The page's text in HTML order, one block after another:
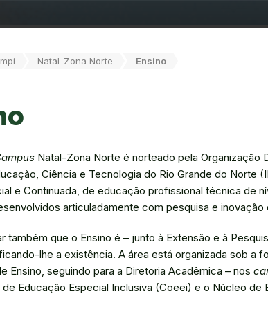
Natal-Zona Norte Ensino
Natal-Zona Norte é norteado pela
Ciência e Tecnologia do Rio Grande do
e Continuada, de educação profissional técnica de
articuladamente com pesquisa e inovação
também que o Ensino é – junto à Extensão e à
lhe a existência. A área está organizada sob a
Ensino, seguindo para a Diretoria Acadêmica – nos
Educação Especial Inclusiva (Coeei) e o Núcleo